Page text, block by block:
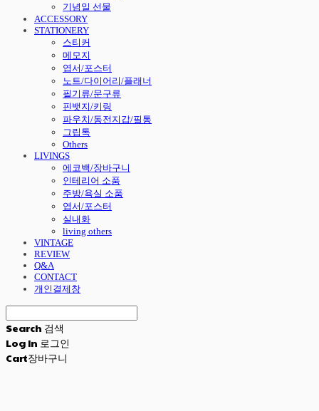
기념일 선물
ACCESSORY
STATIONERY
스티커
메모지
엽서/포스터
노트/다이어리/플래너
필기류/문구류
핀뱃지/키링
파우치/동전지갑/필통
그립톡
Others
LIVINGS
에코백/장바구니
인테리어 소품
주방/욕실 소품
엽서/포스터
실내화
living others
VINTAGE
REVIEW
Q&A
CONTACT
개인결제창
Search 검색
Log In 로그인
Cart장바구니